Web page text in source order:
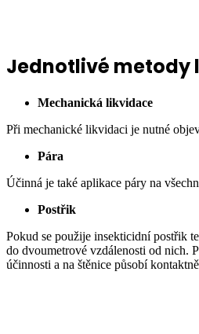
Jednotlivé metody
Mechanická likvidace
Při mechanické likvidaci je nutné
Pára
Účinná je také aplikace páry na
Postřik
Pokud se použije insekticidní postřik
do dvoumetrové vzdálenosti od nich.
účinnosti a na štěnice působí kontaktně